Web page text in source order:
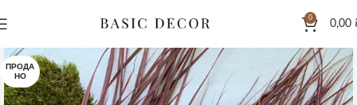
0
0,00
ПРОДА
НО